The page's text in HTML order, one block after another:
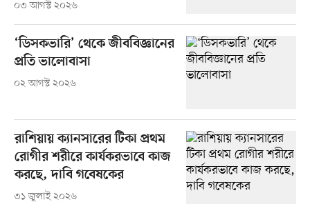
০৩ আগস্ট ২০২৬
‘ডিসকভারি’ থেকে জীববিজ্ঞানের
প্রতি ভালোবাসা
০২ আগস্ট ২০২৬
রাশিয়ায় ক্যানসারের টিকা প্রথম
রোগীর শরীরে কার্যকরভাবে কাজ
করছে, দাবি গবেষকের
৩১ জুলাই ২০২৬